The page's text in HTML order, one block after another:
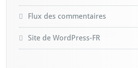
Flux des commentaires
Site de WordPress-FR